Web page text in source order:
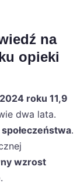
na
opieki
roku 11,9
dwa lata.
.
wzrost
.